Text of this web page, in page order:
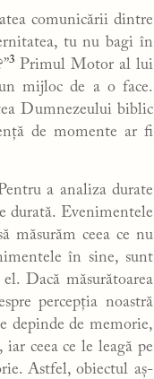
comunicării dintre
tu nu bagi în
3 Primul Motor al lui
mijloc de a o face.
Dumnezeului biblic
de momente ar fi
a analiza durate
durată. Evenimentele
măsurăm ceea ce nu
în sine, sunt
Dacă măsurătoarea
percepția noastră
depinde de memorie,
ceea ce le leagă pe
Astfel, obiectul aş­